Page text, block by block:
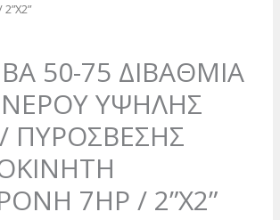
BA 50-75 ΔΙΒΑΘΜΙΑ
ΥΨΗΛΗΣ
ΠΥΡΟΣΒΕΣΗΣ
7ΗP / 2”X2”